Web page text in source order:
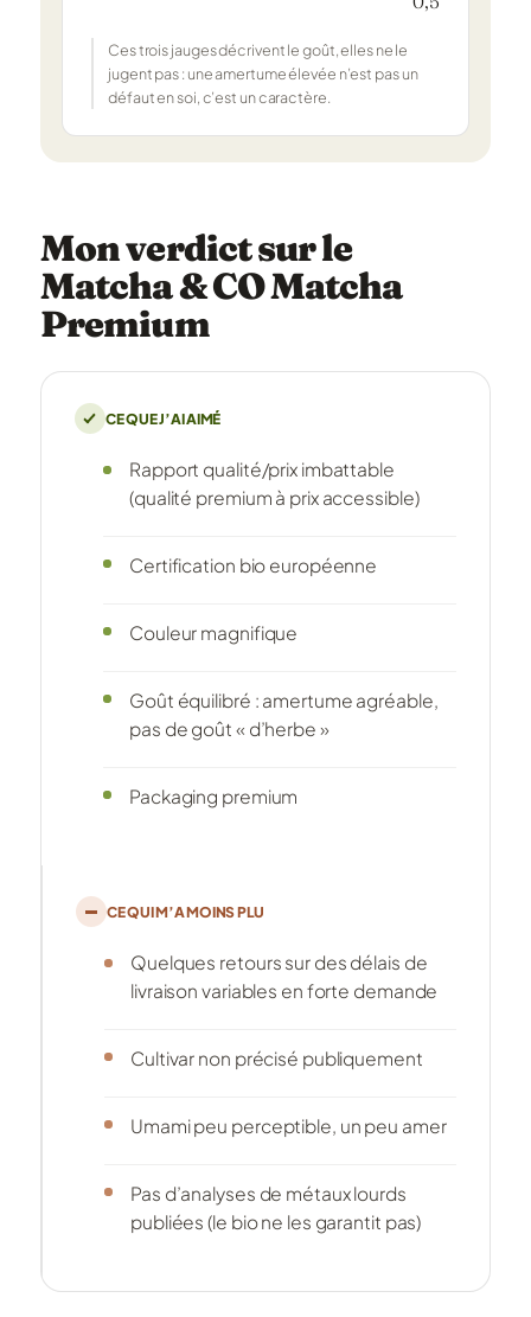
Ces trois jauges décrivent le goût, elles ne le
jugent pas : une amertume élevée n’est pas un
défaut en soi, c’est un caractère.
Mon verdict sur le
Matcha & CO Matcha
Premium
CE QUE J’AI AIMÉ
Rapport qualité/prix imbattable
(qualité premium à prix accessible)
Certification bio européenne
Couleur magnifique
Goût équilibré : amertume agréable,
pas de goût « d’herbe »
Packaging premium
CE QUI M’A MOINS PLU
Quelques retours sur des délais de
livraison variables en forte demande
Cultivar non précisé publiquement
Umami peu perceptible, un peu amer
Pas d’analyses de métaux lourds
publiées (le bio ne les garantit pas)